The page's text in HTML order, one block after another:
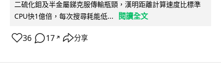
二硫化鉬及半金屬銻克服傳輸瓶頸，漢明距離計算速度比標準
CPU快1億倍，每次搜尋耗能低...
閱讀全文
36 17 ↗ 分享